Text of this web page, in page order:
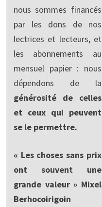
nous sommes financés
par les dons de nos
lectrices et lecteurs, et
les abonnements au
mensuel papier : nous
dépendons de la
générosité de celles
et ceux qui peuvent
se le permettre.
« Les choses sans prix
ont souvent une
grande valeur » Mixel
Berhocoirigoin